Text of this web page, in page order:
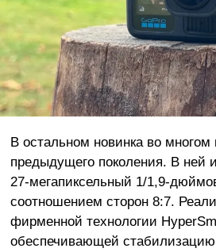
В остальном новинка во
предыдущего поколения. В ней
27-мегапиксельный 1/1,9-
соотношением сторон 8:7.
фирменной технологии
обеспечивающей